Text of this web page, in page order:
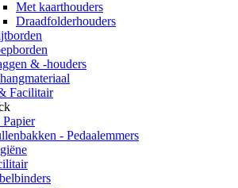
Met kaarthouders
Draadfolderhouders
& -houders
Facilitair
- Pedaalemmers